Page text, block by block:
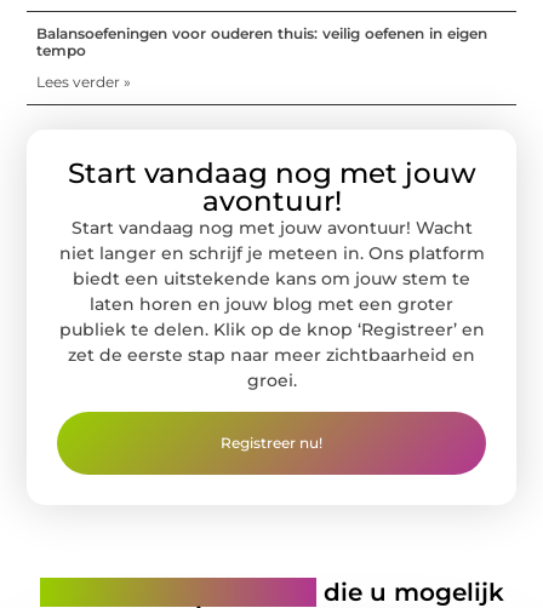
Balansoefeningen voor ouderen thuis: veilig oefenen in eigen
tempo
Lees verder »
Start vandaag nog met jouw
avontuur!
Start vandaag nog met jouw avontuur! Wacht
niet langer en schrijf je meteen in. Ons platform
biedt een uitstekende kans om jouw stem te
laten horen en jouw blog met een groter
publiek te delen. Klik op de knop ‘Registreer’ en
zet de eerste stap naar meer zichtbaarheid en
groei.
Registreer nu!
die u mogelijk